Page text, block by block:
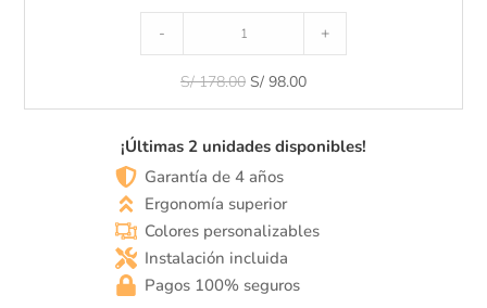
5
x
A
t
o
1
3
0
m
m
- +
S/178.00 S/ 98.00
¡Últimas 2 unidades disponibles!
Garantía de 4 años
Ergonomía superior
Colores personalizables
Instalación incluida
Pagos 100% seguros